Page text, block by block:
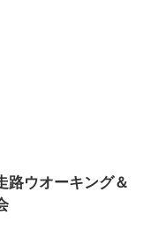
路ウオーキング＆